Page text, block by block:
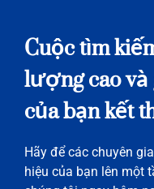
Cuộc tìm
lượng cao
của bạn kết
Hãy để các chuyên
hiệu của bạn lên một